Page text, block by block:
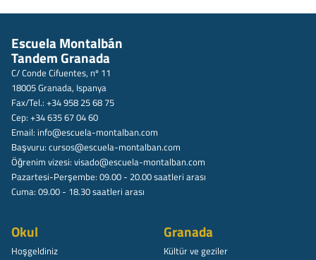
Escuela Montalbán
Tandem Granada
C/ Conde Cifuentes, nº 11
18005 Granada, Ispanya
Fax/Tel.: +34 958 25 68 75
Cep: +34 635 67 04 60
Email: info@escuela-montalban.com
Başvuru: cursos@escuela-montalban.com
Öğrenim vizesi: visado@escuela-montalban.com
Pazartesi-Perşembe: 09.00 - 20.00 saatleri arası
Cuma: 09.00 - 18.30 saatleri arası
Okul
Hoşgeldiniz
Granada
Kültür ve geziler